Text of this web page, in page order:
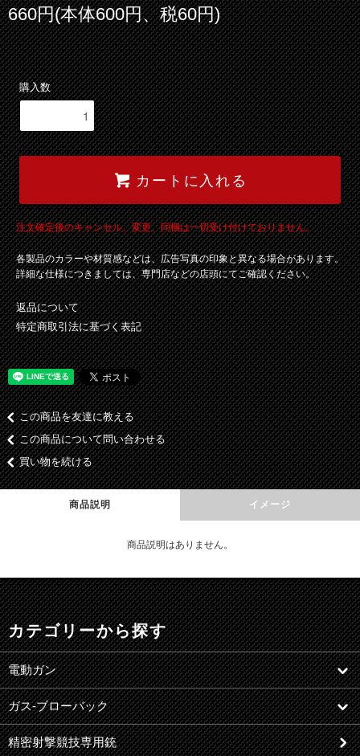
660円(本体600円、税60円)
購入数
カートに入れる
注文確定後のキャンセル、変更、同梱は一切受け付けておりません。
各製品のカラーや材質感などは、広告写真の印象と異なる場合があります。
詳細な仕様につきましては、専門店などの店頭にてご確認ください。
返品について
特定商取引法に基づく表記
この商品を友達に教える
この商品について問い合わせる
買い物を続ける
商品説明 イメージ
商品説明はありません。
カテゴリーから探す
電動ガン
ガス-ブローバック
精密射撃競技専用銃